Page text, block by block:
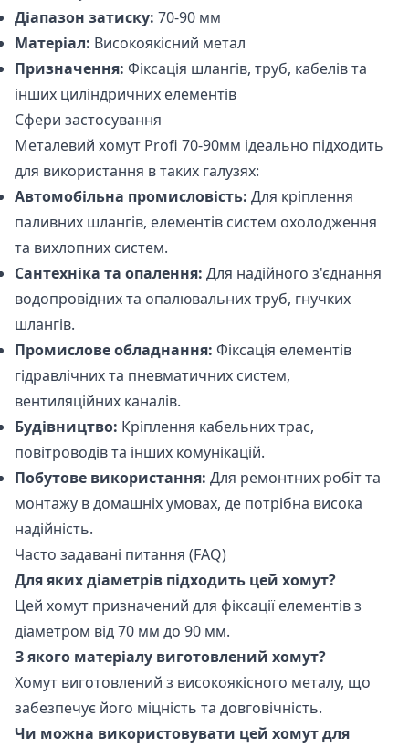
Діапазон затиску: 70-90 мм
Матеріал: Високоякісний метал
Призначення: Фіксація шлангів, труб, кабелів та
інших циліндричних елементів
Сфери застосування
Металевий хомут Profi 70-90мм ідеально підходить
для використання в таких галузях:
Автомобільна промисловість: Для кріплення
паливних шлангів, елементів систем охолодження
та вихлопних систем.
Сантехніка та опалення: Для надійного з'єднання
водопровідних та опалювальних труб, гнучких
шлангів.
Промислове обладнання: Фіксація елементів
гідравлічних та пневматичних систем,
вентиляційних каналів.
Будівництво: Кріплення кабельних трас,
повітроводів та інших комунікацій.
Побутове використання: Для ремонтних робіт та
монтажу в домашніх умовах, де потрібна висока
надійність.
Часто задавані питання (FAQ)
Для яких діаметрів підходить цей хомут?
Цей хомут призначений для фіксації елементів з
діаметром від 70 мм до 90 мм.
З якого матеріалу виготовлений хомут?
Хомут виготовлений з високоякісного металу, що
забезпечує його міцність та довговічність.
Чи можна використовувати цей хомут для